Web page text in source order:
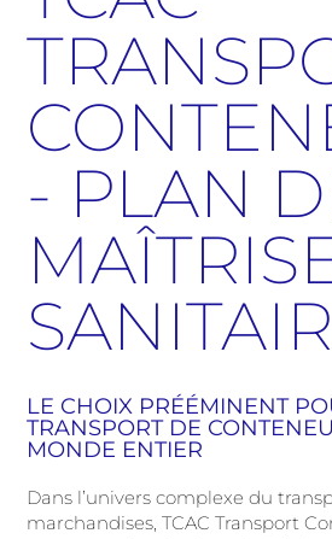
- PLAN
LE CHOIX PRÉÉMINENT
TRANSPORT DE
MONDE ENTIER
Dans l’univers complexe du
marchandises, TCAC Transport